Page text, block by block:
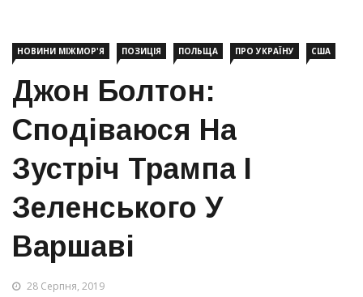
НОВИНИ МІЖМОР'Я ПОЗИЦІЯ ПОЛЬЩА ПРО УКРАЇНУ США
Джон Болтон:
Сподіваюся На
Зустріч Трампа І
Зеленського У
Варшаві
28 Серпня, 2019